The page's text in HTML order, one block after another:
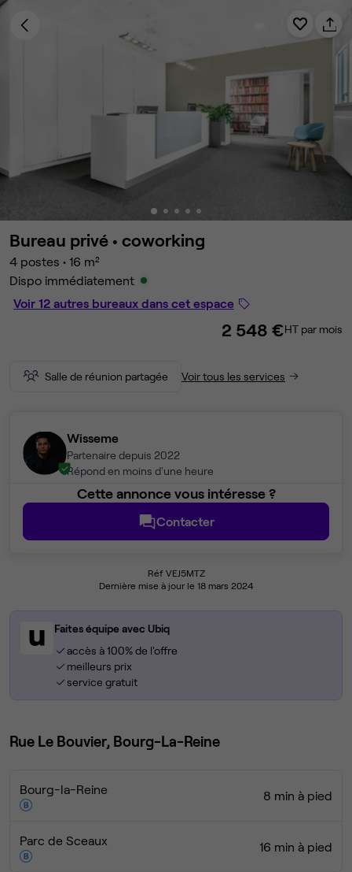
Bureau privé • coworking
4 postes • 16 m²
Dispo immédiatement
Voir 12 autres bureaux dans cet espace
2 548 €HT par mois
Salle de réunion partagée Voir tous les services
Wisseme
Partenaire depuis 2022
Répond en moins d'une heure
Cette annonce vous intéresse ?
Contacter
Réf VEJ5MTZ
Dernière mise à jour le 18 mars 2024
Faites équipe avec Ubiq
accès à 100% de l'offre
meilleurs prix
service gratuit
Rue Le Bouvier, Bourg-La-Reine
Bourg-la-Reine 8 min à pied
Parc de Sceaux 16 min à pied